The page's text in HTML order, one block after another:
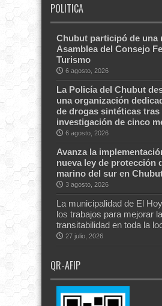
POLITICA
Chubut participó de una
Asamblea del Consejo
Turismo
6 agosto, 2026
La Policía del Chubut
una organización
de drogas sintéticas tras
investigación de cinco
6 agosto, 2026
Avanza la
nueva ley de protección
marino del sur en
3 agosto, 2026
La municipalidad de El
los trabajos para mejorar la
transitabilidad en toda la
27 julio, 2026
QR-AFIP